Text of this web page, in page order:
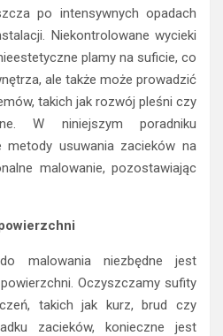
po intensywnych opadach
Niekontrolowane wycieki
plamy na suficie, co
ale także może prowadzić
takich jak rozwój pleśni czy
W niniejszym poradniku
metody usuwania zacieków na
malowanie, pozostawiając
malowania niezbędne jest
Oczyszczamy sufity
takich jak kurz, brud czy
zacieków, konieczne jest